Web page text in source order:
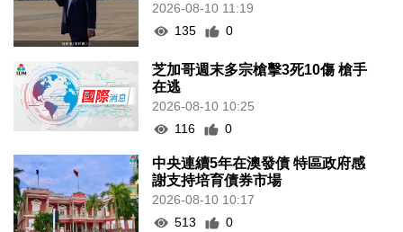
2026-08-10 11:19
135
0
芝加哥週末多宗槍擊3死10傷 槍手
在逃
2026-08-10 10:25
116
0
中央連續5年在澳發債 特區政府感
謝支持培育債券市場
2026-08-10 10:17
513
0